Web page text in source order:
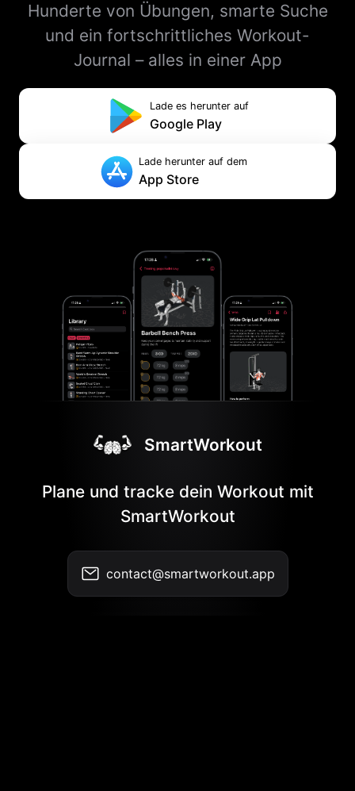
Hunderte von Übungen, smarte Suche
und ein fortschrittliches Workout-
Journal – alles in einer App
Lade es herunter auf
Google Play
Lade herunter auf dem
App Store
SmartWorkout
Plane und tracke dein Workout mit
SmartWorkout
contact@smartworkout.app